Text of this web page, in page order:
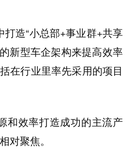
打造“小总部+事业群+共享
新型车企架构来提高效率
在行业里率先采用的项目
和效率打造成功的主流产
对聚焦。